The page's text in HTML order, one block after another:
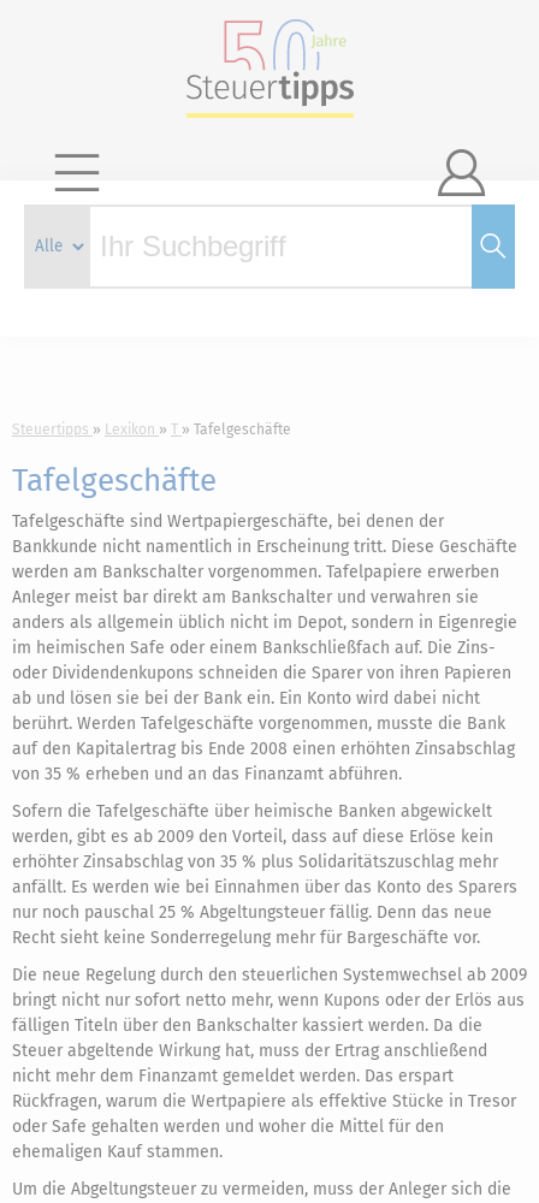

Steuertipps Lexikon T Tafelgeschäfte
Tafelgeschäfte
Tafelgeschäfte sind Wertpapiergeschäfte, bei denen der
Bankkunde nicht namentlich in Erscheinung tritt. Diese Geschäfte
werden am Bankschalter vorgenommen. Tafelpapiere erwerben
Anleger meist bar direkt am Bankschalter und verwahren sie
anders als allgemein üblich nicht im Depot, sondern in Eigenregie
im heimischen Safe oder einem Bankschließfach auf. Die Zins-
oder Dividendenkupons schneiden die Sparer von ihren Papieren
ab und lösen sie bei der Bank ein. Ein Konto wird dabei nicht
berührt. Werden Tafelgeschäfte vorgenommen, musste die Bank
auf den Kapitalertrag bis Ende 2008 einen erhöhten Zinsabschlag
von 35 % erheben und an das Finanzamt abführen.
Sofern die Tafelgeschäfte über heimische Banken abgewickelt
werden, gibt es ab 2009 den Vorteil, dass auf diese Erlöse kein
erhöhter Zinsabschlag von 35 % plus Solidaritätszuschlag mehr
anfällt. Es werden wie bei Einnahmen über das Konto des Sparers
nur noch pauschal 25 % Abgeltungsteuer fällig. Denn das neue
Recht sieht keine Sonderregelung mehr für Bargeschäfte vor.
Die neue Regelung durch den steuerlichen Systemwechsel ab 2009
bringt nicht nur sofort netto mehr, wenn Kupons oder der Erlös aus
fälligen Titeln über den Bankschalter kassiert werden. Da die
Steuer abgeltende Wirkung hat, muss der Ertrag anschließend
nicht mehr dem Finanzamt gemeldet werden. Das erspart
Rückfragen, warum die Wertpapiere als effektive Stücke in Tresor
oder Safe gehalten werden und woher die Mittel für den
ehemaligen Kauf stammen.
Um die Abgeltungsteuer zu vermeiden, muss der Anleger sich die